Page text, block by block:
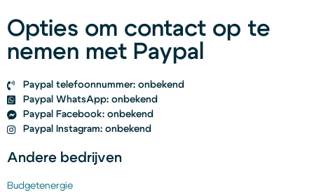
Opties om contact op te
nemen met Paypal
Paypal telefoonnummer: onbekend
Paypal WhatsApp: onbekend
Paypal Facebook: onbekend
Paypal Instagram: onbekend
Andere bedrijven
Budgetenergie